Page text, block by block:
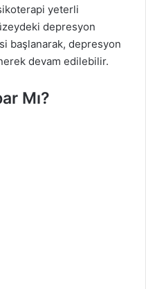
yeterli
depresyon
başlanarak, depresyon
devam edilebilir.
Mı?